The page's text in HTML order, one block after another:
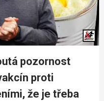
pozornost
proti
že je třeba